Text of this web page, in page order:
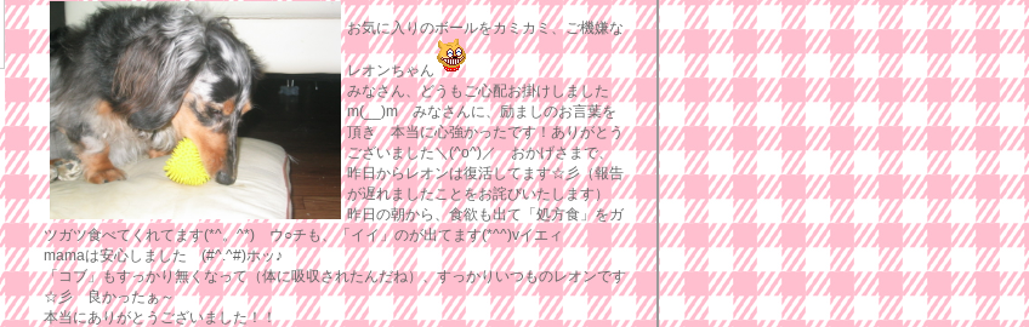
お気に入りのボールをカミカミ、ご機嫌な
レオンちゃん
みなさん、どうもご心配お掛けしました
m(__)m みなさんに、励ましのお言葉を
頂き 本当に心強かったです！ありがとう
ございました＼(^o^)／ おかげさまで、
昨日からレオンは復活してます☆彡（報告
が遅れましたことをお詫びいたします）
昨日の朝から、食欲も出て「処方食」をガ
ツガツ食べてくれてます(*^。^*) ウ○チも、「イイ」のが出てます(*^^)vイエィ
mamaは安心しました (#^.^#)ホッ♪
「コブ」もすっかり無くなって（体に吸収されたんだね）、すっかりいつものレオンです
☆彡 良かったぁ～
本当にありがとうございました！！